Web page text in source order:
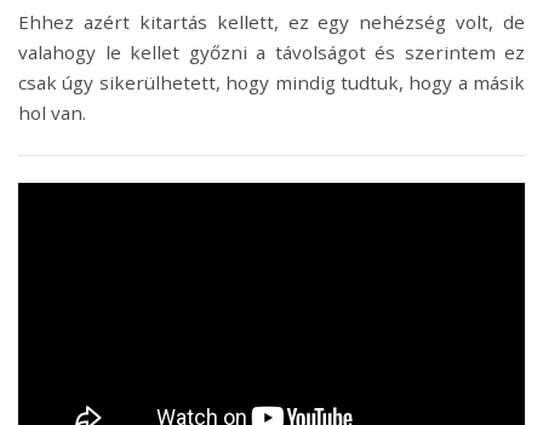
Ehhez azért kitartás kellett, ez egy nehézség volt, de
valahogy le kellet győzni a távolságot és szerintem ez
csak úgy sikerülhetett, hogy mindig tudtuk, hogy a másik
hol van.